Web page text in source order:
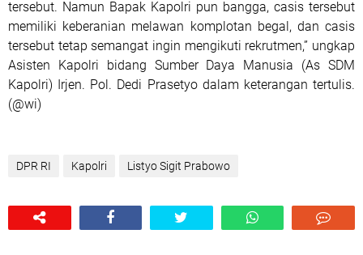
tersebut. Namun Bapak Kapolri pun bangga, casis tersebut
memiliki keberanian melawan komplotan begal, dan casis
tersebut tetap semangat ingin mengikuti rekrutmen,” ungkap
Asisten Kapolri bidang Sumber Daya Manusia (As SDM
Kapolri) Irjen. Pol. Dedi Prasetyo dalam keterangan tertulis.
(@wi)
DPR RI Kapolri Listyo Sigit Prabowo